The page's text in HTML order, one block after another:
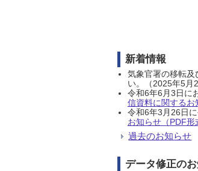
新着情報
気象官署の移転及
い。（2025年5月
令和6年6月3日に
信資料に関するお
令和6年3月26日
お知らせ（PDF形
過去のお知らせ
データ修正の